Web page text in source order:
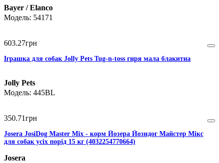
Bayer / Elanco
54171
603.27грн
Іграшка для собак Jolly Pets Tug-n-toss гиря мала блакитна
Jolly Pets
445BL
350.71грн
Josera JosiDog Master Mix - корм Йозера Йозидог Майстер Мікс
для собак усіх порід 15 кг (4032254770664)
Josera